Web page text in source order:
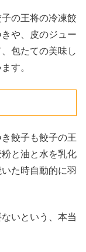
の王将の冷凍餃
や、皮のジュー
包たての美味し
す。
餃子も餃子の王
と油と水を乳化
た時自動的に羽
いという、本当